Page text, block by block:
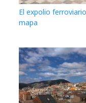
El expolio
mapa